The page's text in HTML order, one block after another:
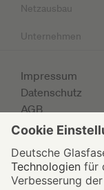
Netzausbau
Unternehmen
Impressum
Datenschutz
AGB
© 2026